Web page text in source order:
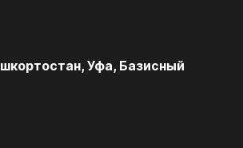
Уфа, Базисный